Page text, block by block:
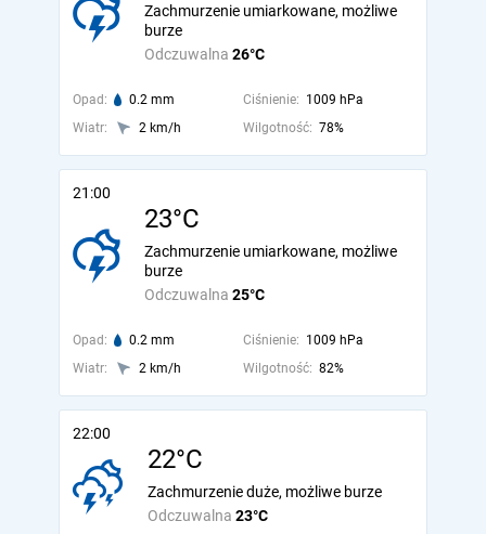
Odczuwalna 26°C
Zachmurzenie umiarkowane, możliwe
burze
Opad: 0.2 mm Ciśnienie: 1009 hPa
Wiatr:
2 km/h Wilgotność: 78%
21:00
23°C
Odczuwalna 25°C
Zachmurzenie umiarkowane, możliwe
burze
Opad: 0.2 mm Ciśnienie: 1009 hPa
Wiatr:
2 km/h Wilgotność: 82%
22:00
22°C
Odczuwalna 23°C
Zachmurzenie duże, możliwe burze